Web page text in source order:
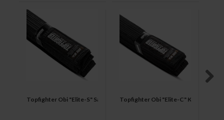
Topfighter Obi "Elite-S" Satijn Topfighter Obi "Elite-C" Katoen